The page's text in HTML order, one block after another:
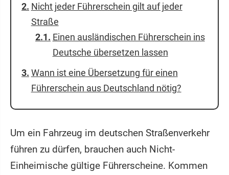
Nicht jeder Führerschein gilt auf jeder
Straße
Einen ausländischen Führerschein ins
Deutsche übersetzen lassen
Wann ist eine Übersetzung für einen
Führerschein aus Deutschland nötig?
Um ein Fahrzeug im deutschen Straßenverkehr
führen zu dürfen, brauchen auch Nicht-
Einheimische gültige Führerscheine. Kommen